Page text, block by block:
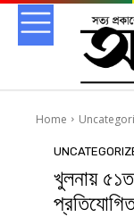
Home
খুলনায়